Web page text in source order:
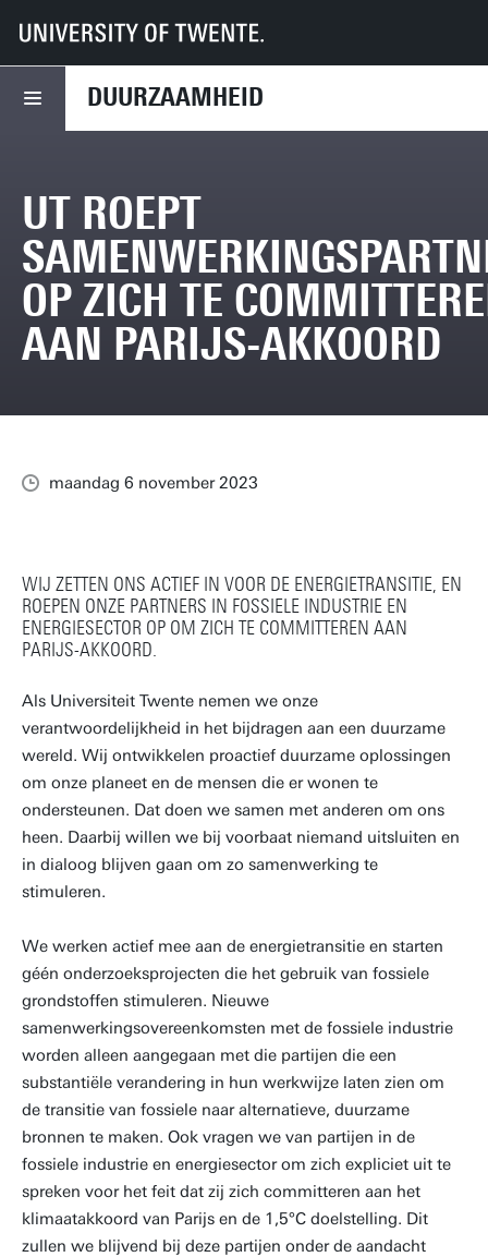
DUURZAAMHEID
UT Diensten CFM Duurzaamheid
UT roept samenwerkingspartners op zich te committeren aan Parijs-
UT ROEPT
OP ZICH TE
AAN PARIJS-AKKOORD
maandag 6 november 2023
WIJ ZETTEN ONS ACTIEF IN VOOR DE ENERGIETRANSITIE, EN
ROEPEN ONZE PARTNERS IN FOSSIELE INDUSTRIE EN
ENERGIESECTOR OP OM ZICH TE COMMITTEREN AAN
PARIJS-AKKOORD.
Als Universiteit Twente nemen we onze
verantwoordelijkheid in het bijdragen aan een duurzame
wereld. Wij ontwikkelen proactief duurzame oplossingen
om onze planeet en de mensen die er wonen te
ondersteunen. Dat doen we samen met anderen om ons
heen. Daarbij willen we bij voorbaat niemand uitsluiten en
in dialoog blijven gaan om zo samenwerking te
stimuleren.
We werken actief mee aan de energietransitie en starten
géén onderzoeksprojecten die het gebruik van fossiele
grondstoffen stimuleren. Nieuwe
samenwerkingsovereenkomsten met de fossiele industrie
worden alleen aangegaan met die partijen die een
substantiële verandering in hun werkwijze laten zien om
de transitie van fossiele naar alternatieve, duurzame
bronnen te maken. Ook vragen we van partijen in de
fossiele industrie en energiesector om zich expliciet uit te
spreken voor het feit dat zij zich committeren aan het
klimaatakkoord van Parijs en de 1,5°C doelstelling. Dit
zullen we blijvend bij deze partijen onder de aandacht